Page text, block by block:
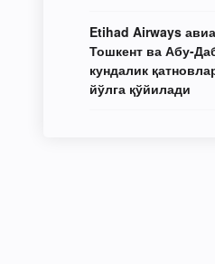
Etihad Airways
Тошкент ва Абу-
кундалик
йўлга қўйилади